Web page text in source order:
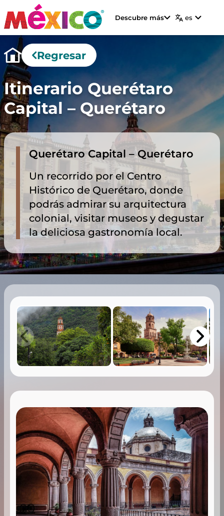
Descubre más es
Regresar
Itinerario Querétaro
Capital – Querétaro
Querétaro Capital – Querétaro
Un recorrido por el Centro
Histórico de Querétaro, donde
podrás admirar su arquitectura
colonial, visitar museos y degustar
la deliciosa gastronomía local.​